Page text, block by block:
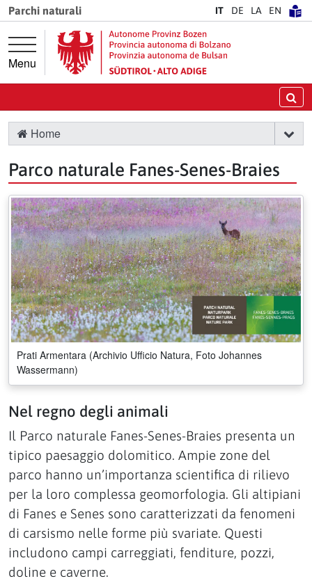
Vai direttamente alla navigazione principale
Vai al contenuto principale
Parchi naturali IT DE LA EN
Menu
Home
Parco naturale Fanes-Senes-Braies
Prati Armentara (Archivio Ufficio Natura, Foto Johannes
Wassermann)
Nel regno degli animali
Il Parco naturale Fanes-Senes-Braies presenta un
tipico paesaggio dolomitico. Ampie zone del
parco hanno un’importanza scientifica di rilievo
per la loro complessa geomorfologia. Gli altipiani
di Fanes e Senes sono caratterizzati da fenomeni
di carsismo nelle forme più svariate. Questi
includono campi carreggiati, fenditure, pozzi,
doline e caverne.